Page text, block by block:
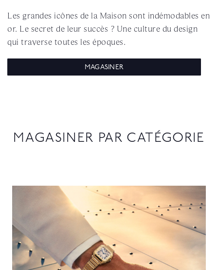
Les grandes icônes de la Maison sont indémodables en
or. Le secret de leur succès ? Une culture du design
qui traverse toutes les époques.
MAGASINER
MAGASINER PAR CATÉGORIE